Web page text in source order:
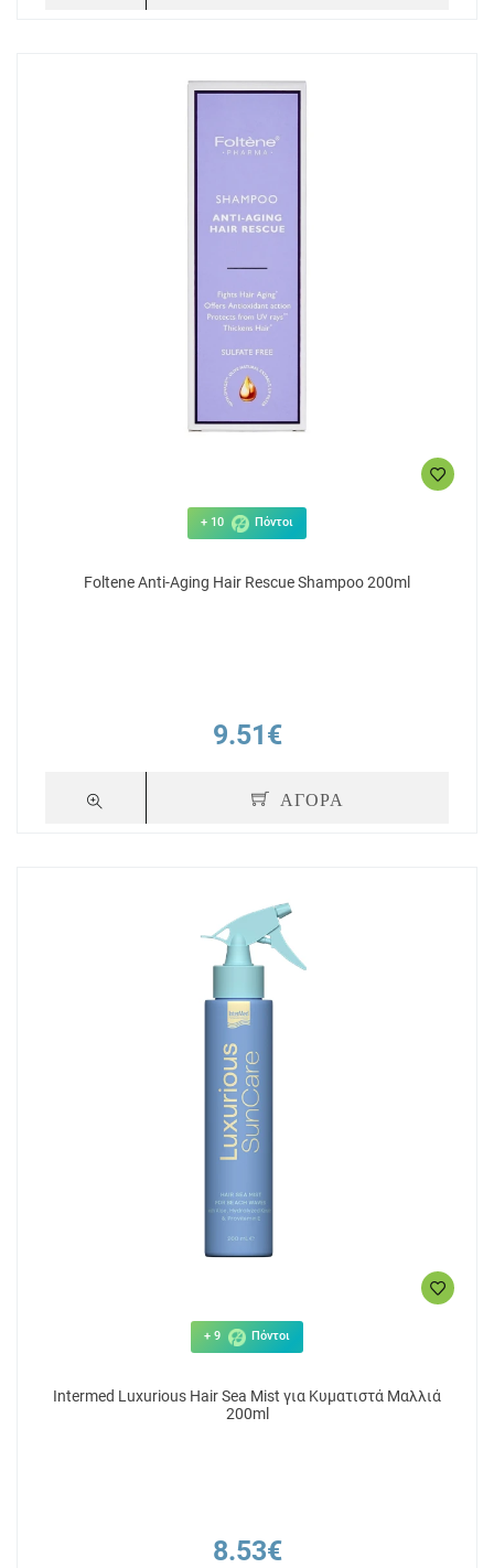
+ 10 Πόντοι
Foltene Anti-Aging Hair Rescue Shampoo 200ml
9.51€
ΑΓΟΡΑ
+ 9 Πόντοι
Intermed Luxurious Hair Sea Mist για Κυματιστά Μαλλιά
200ml
8.53€